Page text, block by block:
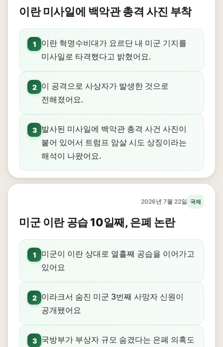
이란 미사일에 백악관 총격 사진 부착
1
이란 혁명수비대가 요르단 내 미군 기지를
미사일로 타격했다고 밝혔어요.
2
이 공격으로 사상자가 발생한 것으로
전해졌어요.
3
발사된 미사일에 백악관 총격 사건 사진이
붙어 있어서 트럼프 암살 시도 상징이라는
해석이 나왔어요.
2026년 7월 22일 국제
미군 이란 공습 10일째, 은폐 논란
1
미군이 이란 상대로 열흘째 공습을 이어가고
있어요
2
이라크서 숨진 미군 3번째 사망자 신원이
공개됐어요
3
국방부가 부상자 규모 숨겼다는 은폐 의혹도